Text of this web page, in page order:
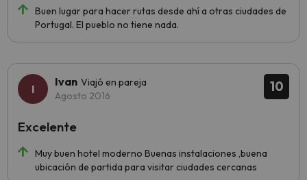
Buen lugar para hacer rutas desde ahí a otras ciudades de
Portugal. El pueblo no tiene nada.
10
Ivan Viajó en pareja
Agosto 2016
Muy buen hotel moderno Buenas instalaciones ,buena
ubicación de partida para visitar ciudades cercanas
Excelente